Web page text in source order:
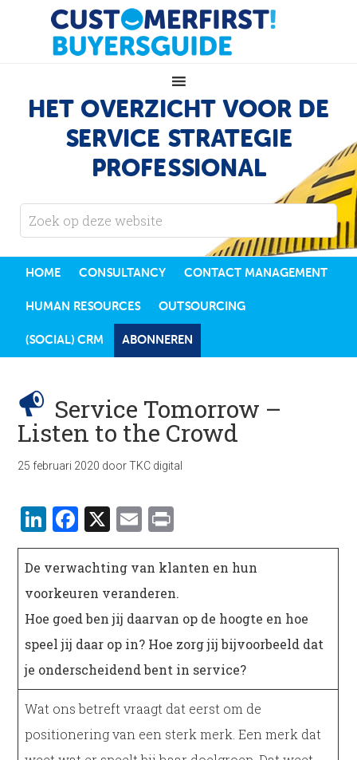
HET OVERZICHT VOOR DE
SERVICE STRATEGIE
PROFESSIONAL
HOME CONSULTANCY CONTACT MANAGEMENT
HUMAN RESOURCES OUTSOURCING
(SOCIAL) CRM ABONNEREN
Service Tomorrow –
Listen to the Crowd
25 februari 2020 doorTKC digital
LinkedIn
Facebook
X Email
De verwachting van klanten en hun
voorkeuren veranderen.
Hoe goed ben jij daarvan op de hoogte en hoe
speel jij daar op in? Hoe zorg jij bijvoorbeeld dat
je onderscheidend bent in service?
Wat ons betreft vraagt dat eerst om de
positionering van een sterk merk. Een merk dat